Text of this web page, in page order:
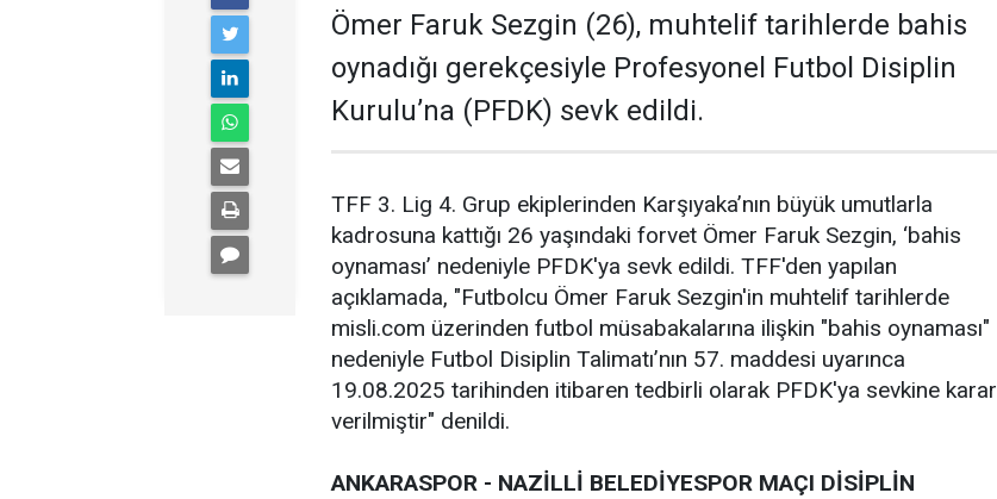
Ömer Faruk Sezgin (26), muhtelif tarihlerde bahis
oynadığı gerekçesiyle Profesyonel Futbol Disiplin
Kurulu’na (PFDK) sevk edildi.
TFF 3. Lig 4. Grup ekiplerinden Karşıyaka’nın büyük umutlarla
kadrosuna kattığı 26 yaşındaki forvet Ömer Faruk Sezgin, ‘bahis
oynaması’ nedeniyle PFDK'ya sevk edildi. TFF'den yapılan
açıklamada, "Futbolcu Ömer Faruk Sezgin'in muhtelif tarihlerde
misli.com üzerinden futbol müsabakalarına ilişkin "bahis oynaması"
nedeniyle Futbol Disiplin Talimatı’nın 57. maddesi uyarınca
19.08.2025 tarihinden itibaren tedbirli olarak PFDK'ya sevkine karar
verilmiştir" denildi.
ANKARASPOR - NAZİLLİ BELEDİYESPOR MAÇI DİSİPLİN